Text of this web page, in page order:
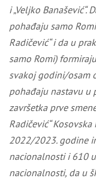
i „Veljko Banašević“.
pohađaju samo
Radičević“ i da u
samo Romi)
svakoj godini/osam
pohađaju nastavu u
završetka prve
Radičević“
2022/2023. godine
nacionalnosti i 610
nacionalnosti, da u